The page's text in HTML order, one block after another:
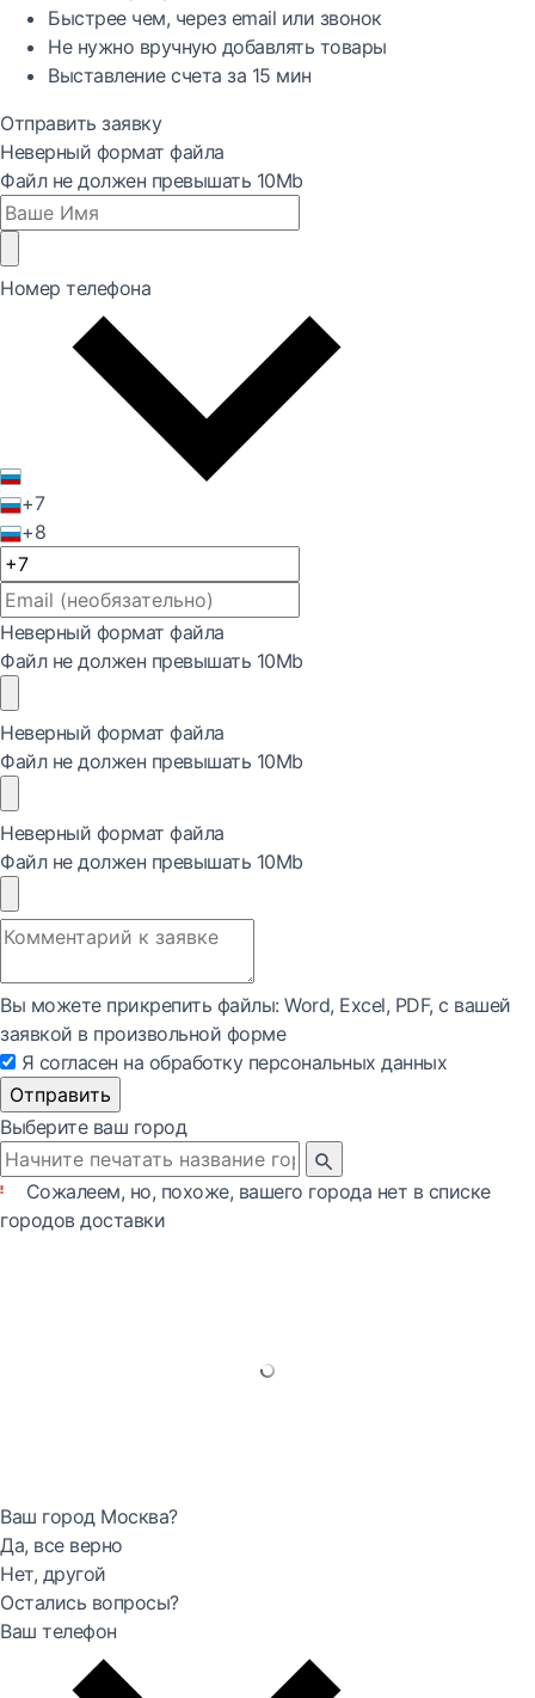
Быстреечем, через email или звонок
Не нужно вручную добавлять товары
Выставление счета за 15 мин
Отправить заявку
Неверный формат файла
Файл не должен превышать 10Mb
Номер телефона
+7
+8
Неверный формат файла
Файл не должен превышать 10Mb
Неверный формат файла
Файл не должен превышать 10Mb
Неверный формат файла
Файл не должен превышать 10Mb
Вы можете прикрепить файлы: Word, Exсel, PDF, с вашей
заявкой в произвольной форме
Я согласен на обработку персональных данных
Отправить
Выберите ваш город
Сожалеем, но, похоже, вашего города нет в списке
городов доставки
Ваш город Москва?
Да, все верно
Нет, другой
Остались вопросы?
Ваш телефон